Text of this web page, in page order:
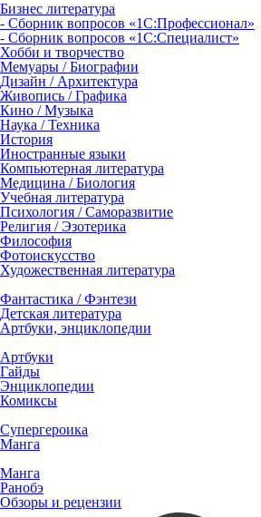
Бизнес литература
- Сборник вопросов «1С:Профессионал»
- Сборник вопросов «1С:Специалист»
Хобби и творчество
Мемуары / Биографии
Дизайн / Архитектура
Живопись / Графика
Кино / Музыка
Наука / Техника
История
Иностранные языки
Компьютерная литература
Медицина / Биология
Учебная литература
Психология / Саморазвитие
Религия / Эзотерика
Философия
Фотоискусство
Художественная литература
Фантастика / Фэнтези
Детская литература
Артбуки, энциклопедии
Артбуки
Гайды
Энциклопедии
Комиксы
Супергероика
Манга
Манга
Ранобэ
Обзоры и рецензии